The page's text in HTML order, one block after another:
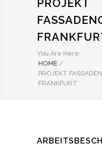
PROJEKT
You Are Here:
HOME /
PROJEKT
FRANKFURT